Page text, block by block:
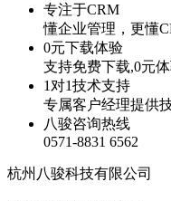
专注于CRM
懂企业管理，更懂
0元下载体验
支持免费下载,0元
1对1技术支持
专属客户经理提供
八骏咨询热线
0571-8831 6562
杭州八骏科技有限公司